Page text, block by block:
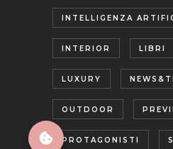
INTELLIGENZA
INTERIOR LIBRI
LUXURY
OUTDOOR
PROTAGONISTI